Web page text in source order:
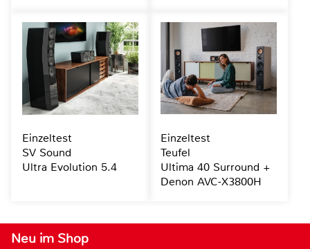
Neu im Shop
Einzeltest
SV Sound
Ultra Evolution 5.4
Einzeltest
Teufel
Ultima 40 Surround +
Denon AVC-X3800H